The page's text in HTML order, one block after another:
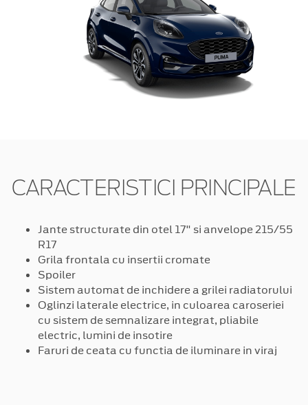
CARACTERISTICI PRINCIPALE
Jante structurate din otel 17" si anvelope 215/55
R17
Grila frontala cu insertii cromate
Spoiler
Sistem automat de inchidere a grilei radiatorului
Oglinzi laterale electrice, in culoarea caroseriei
cu sistem de semnalizare integrat, pliabile
electric, lumini de insotire
Faruri de ceata cu functia de iluminare in viraj